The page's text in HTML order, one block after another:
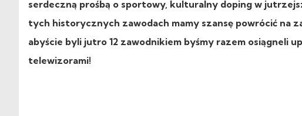
serdeczną prośbą o sportowy, kulturalny doping w
tych historycznych zawodach mamy szansę powrócić na
abyście byli jutro 12 zawodnikiem byśmy razem osiągneli
telewizorami!